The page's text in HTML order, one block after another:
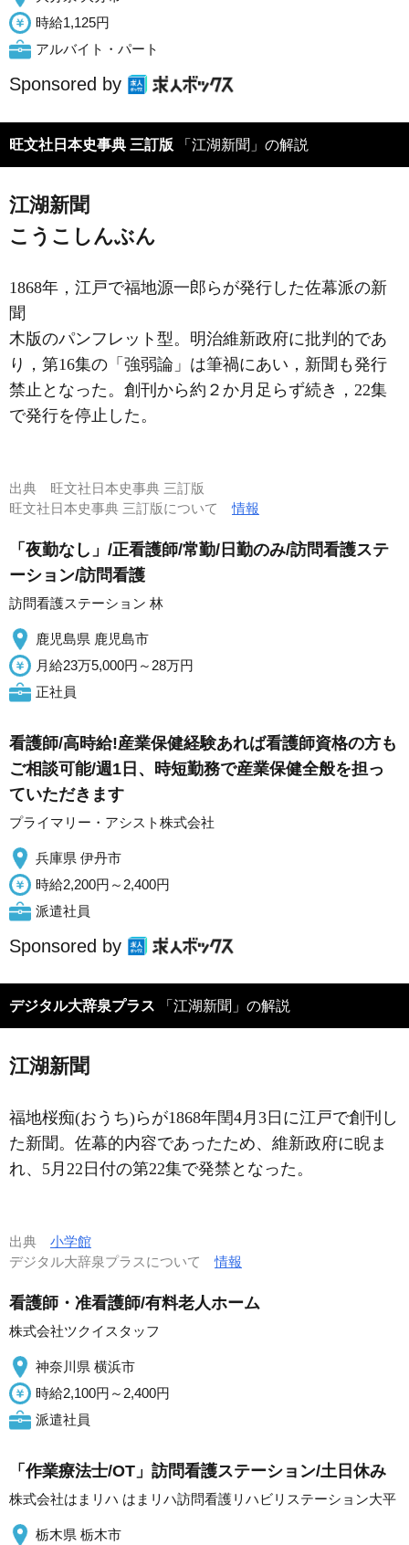
時給1,125円
アルバイト・パート
Sponsored by
旺文社日本史事典 三訂版 「江湖新聞」の解説
江湖新聞
こうこしんぶん
1868年，江戸で福地源一郎らが発行した佐幕派の新
聞
木版のパンフレット型。明治維新政府に批判的であ
り，第16集の「強弱論」は筆禍にあい，新聞も発行
禁止となった。創刊から約２か月足らず続き，22集
で発行を停止した。
出典 旺文社日本史事典 三訂版
旺文社日本史事典 三訂版について情報
「夜勤なし」/正看護師/常勤/日勤のみ/訪問看護ステ
ーション/訪問看護
訪問看護ステーション 林
鹿児島県 鹿児島市
月給23万5,000円～28万円
正社員
看護師/高時給!産業保健経験あれば看護師資格の方も
ご相談可能/週1日、時短勤務で産業保健全般を担っ
ていただきます
プライマリー・アシスト株式会社
兵庫県 伊丹市
時給2,200円～2,400円
派遣社員
Sponsored by
デジタル大辞泉プラス 「江湖新聞」の解説
江湖新聞
福地桜痴(おうち)らが1868年閏4月3日に江戸で創刊し
た新聞。佐幕的内容であったため、維新政府に睨ま
れ、5月22日付の第22集で発禁となった。
出典 小学館
デジタル大辞泉プラスについて情報
看護師・准看護師/有料老人ホーム
株式会社ツクイスタッフ
神奈川県 横浜市
時給2,100円～2,400円
派遣社員
「作業療法士/OT」訪問看護ステーション/土日休み
株式会社はまリハ はまリハ訪問看護リハビリステーション大平
栃木県 栃木市